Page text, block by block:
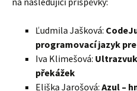
Ľudmila Jašková:
programovací jazyk
Iva Klimešová:
překážek
Eliška Jarošová: Azul –